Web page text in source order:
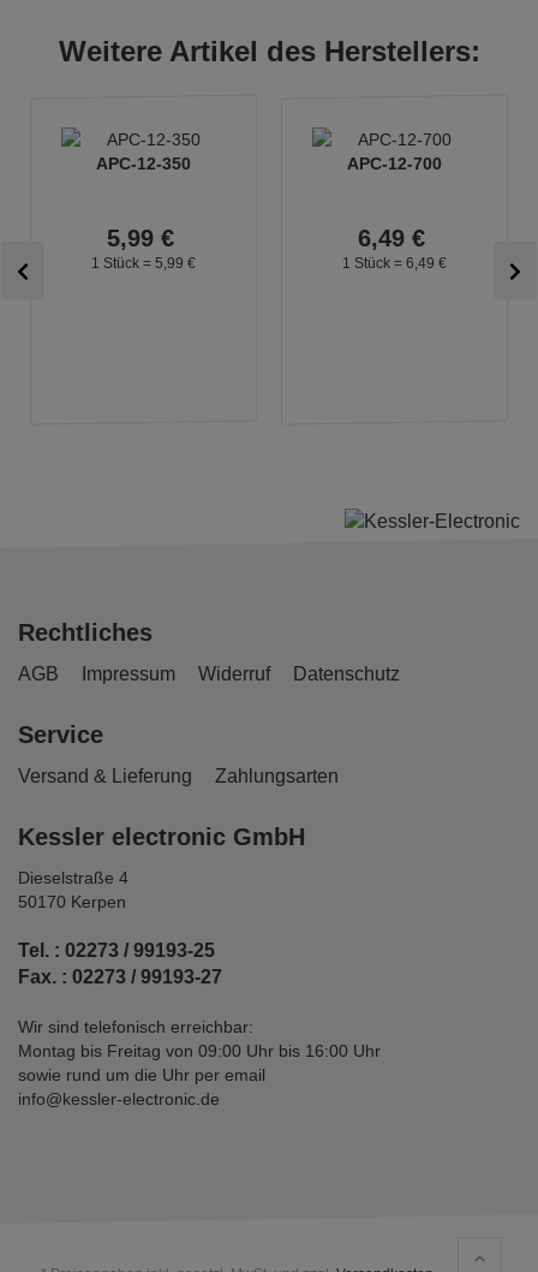
Weitere Artikel des Herstellers:
APC-12-350
5,99 €
1 Stück = 5, 99 €
APC-12-700
6,49 €
1 Stück = 6, 49 €
Rechtliches
AGB Impressum Widerruf Datenschutz
Service
Versand & Lieferung Zahlungsarten
Kessler electronic GmbH
Dieselstraße 4
50170 Kerpen
Tel. : 02273 / 99193-25
Fax. : 02273 / 99193-27
Wir sind telefonisch erreichbar:
Montag bis Freitag von 09:00 Uhr bis 16:00 Uhr
sowie rund um die Uhr per email
info@kessler-electronic.de